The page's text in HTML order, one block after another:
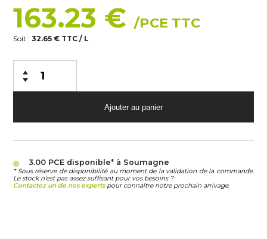
163.23 €/PCE TTC
Soit :32.65 € TTC / L
3.00 PCEdisponible* à Soumagne
* Sous réserve de disponibilité au moment de la validation de la commande.
Le stock n’est pas assez suffisant pour vos besoins ?
Contactez un de nos expertspour connaître notre prochain arrivage.